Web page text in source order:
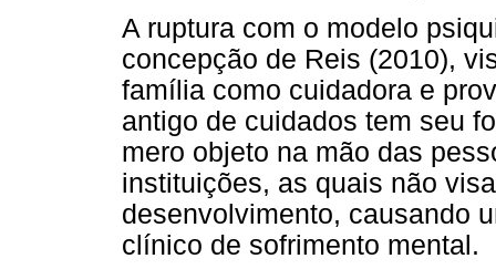
A ruptura com o modelo
concepção de Reis (2010),
família como cuidadora e
antigo de cuidados tem seu
mero objeto na mão das
instituições, as quais não
desenvolvimento, causando
clínico de sofrimento mental.